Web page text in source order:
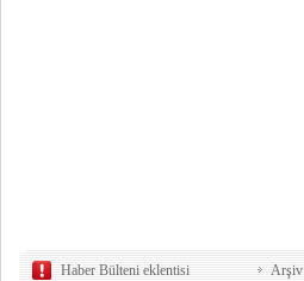
Haber Bülteni eklentisi
Arşiv